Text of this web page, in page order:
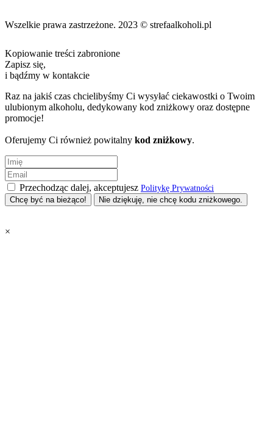
Wszelkie prawa zastrzeżone. 2023 © strefaalkoholi.pl
Kopiowanie treści zabronione
Zapisz się,
i bądźmy w kontakcie
Raz na jakiś czas chcielibyśmy Ci wysyłać ciekawostki o Twoim
ulubionym alkoholu, dedykowany kod zniżkowy oraz dostępne
promocje!
Oferujemy Ci również powitalny kod zniżkowy.
Przechodząc dalej, akceptujesz Politykę Prywatności
Nie dziękuję, nie chcę kodu zniżkowego.
×